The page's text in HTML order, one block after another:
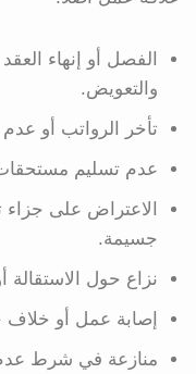
الفصل أو إنهاء
والتعويض.
تأخر الرواتب أو
عدم تسليم مستحقات
الاعتراض على جزاء
جسيمة.
نزاع حول الاستقالة
إصابة عمل أو خلاف
منازعة في شرط عدم